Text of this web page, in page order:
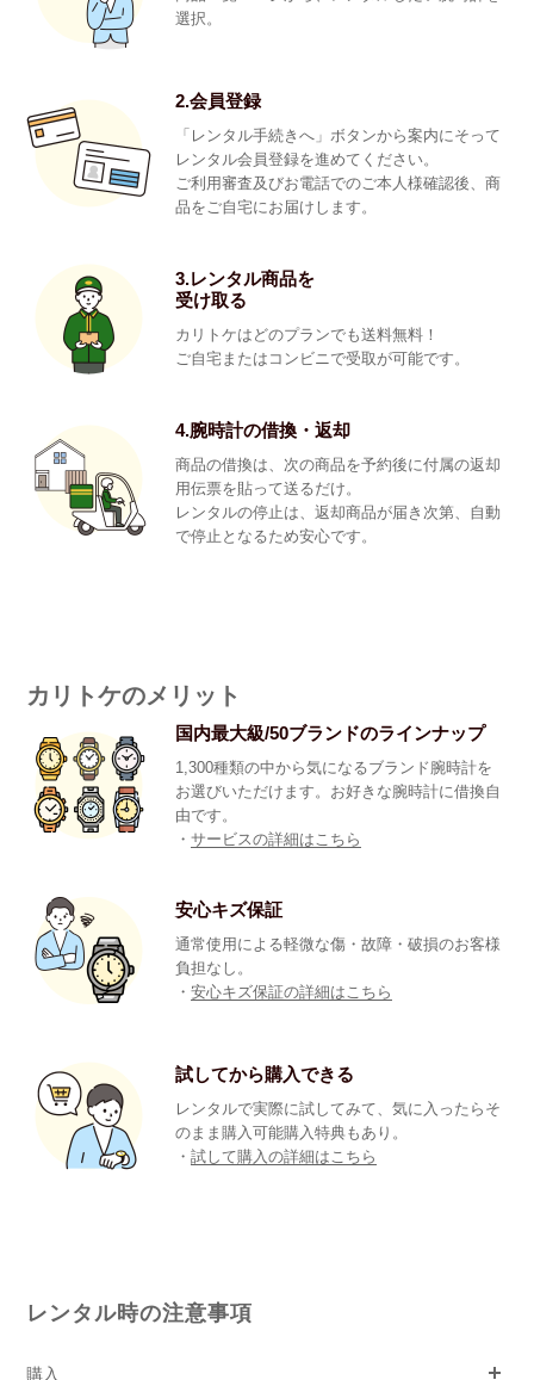
選択。
2.会員登録
「レンタル手続きへ」ボタンから案内にそって
レンタル会員登録を進めてください。
ご利用審査及びお電話でのご本人様確認後、商
品をご自宅にお届けします。
3.レンタル商品を
受け取る
カリトケはどのプランでも送料無料！
ご自宅またはコンビニで受取が可能です。
4.腕時計の借換・返却
商品の借換は、次の商品を予約後に付属の返却
用伝票を貼って送るだけ。
レンタルの停止は、返却商品が届き次第、自動
で停止となるため安心です。
カリトケのメリット
国内最大級/50ブランドのラインナップ
1,300種類の中から気になるブランド腕時計を
お選びいただけます。お好きな腕時計に借換自
由です。
・サービスの詳細はこちら
安心キズ保証
通常使用による軽微な傷・故障・破損のお客様
負担なし。
・安心キズ保証の詳細はこちら
試してから購入できる
レンタルで実際に試してみて、気に入ったらそ
のまま購入可能購入特典もあり。
・試して購入の詳細はこちら
レンタル時の注意事項
購入